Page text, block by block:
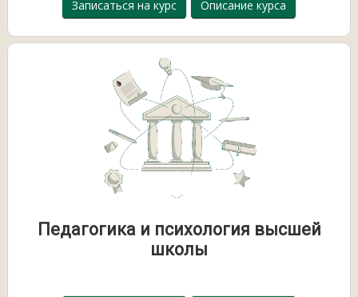
Записаться на курс Описание курса
Педагогика и психология высшей
школы